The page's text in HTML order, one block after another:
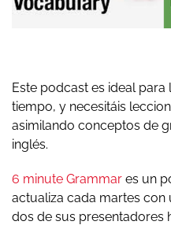
Este podcast es ideal
tiempo, y necesitáis
asimilando conceptos de
inglés.
6 minute Grammar es un
actualiza cada martes con
dos de sus presentadores